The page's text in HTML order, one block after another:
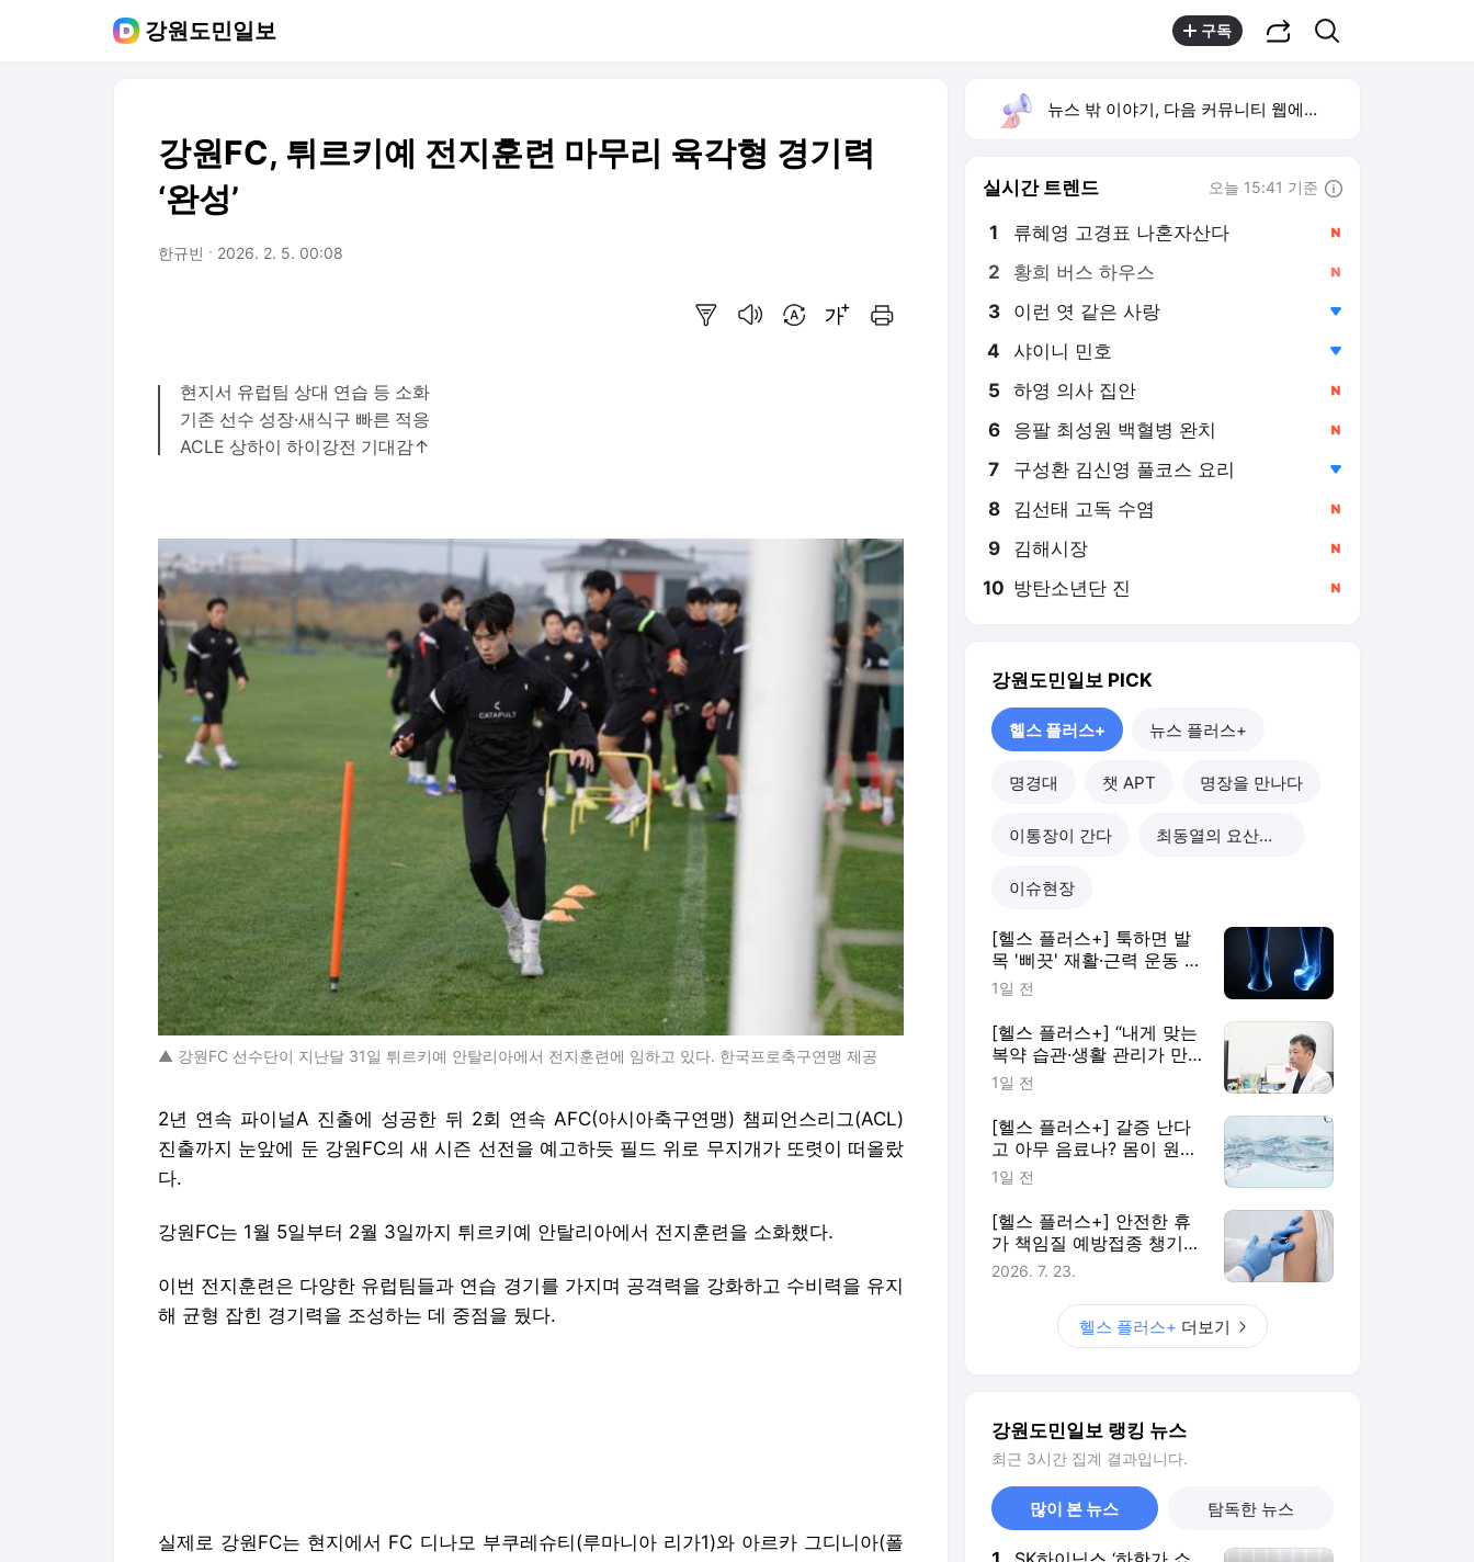
강원도민일보 구독
강원FC, 튀르키예 전지훈련 마무리 육각형 경기력
‘완성’
한규빈 2026. 2. 5. 00:08
현지서 유럽팀 상대 연습 등 소화
기존 선수 성장·새식구 빠른 적응
ACLE 상하이 하이강전 기대감↑
▲ 강원FC 선수단이 지난달 31일 튀르키예 안탈리아에서 전지훈련에 임하고 있다. 한국프로축구연맹 제공
2년 연속 파이널A 진출에 성공한 뒤 2회 연속 AFC(아시아축구연맹) 챔피언스리그(ACL)
진출까지 눈앞에 둔 강원FC의 새 시즌 선전을 예고하듯 필드 위로 무지개가 또렷이 떠올랐
다.
강원FC는 1월 5일부터 2월 3일까지 튀르키예 안탈리아에서 전지훈련을 소화했다.
이번 전지훈련은 다양한 유럽팀들과 연습 경기를 가지며 공격력을 강화하고 수비력을 유지
해 균형 잡힌 경기력을 조성하는 데 중점을 뒀다.
실제로 강원FC는 현지에서 FC 디나모 부쿠레슈티(루마니아 리가1)와 아르카 그디니아(폴
뉴스 밖 이야기, 다음 커뮤니티 웹에서 보기
실시간 트렌드 오늘 15:41 기준
1 류혜영 고경표 나혼자산다
2 황희 버스 하우스
3 이런 엿 같은 사랑
4 샤이니 민호
5 하영 의사 집안
6 응팔 최성원 백혈병 완치
7 구성환 김신영 풀코스 요리
8 김선태 고독 수염
9 김해시장
10 방탄소년단 진
강원도민일보 PICK
헬스 플러스+ 뉴스 플러스+
명경대 챗 APT 명장을 만나다
이통장이 간다 최동열의 요산요설
이슈현장
[헬스 플러스+] 툭하면 발
목 '삐끗' 재활·근력 운동 꼭
하세요
1일 전
[헬스 플러스+] “내게 맞는
복약 습관·생활 관리가 만
성질환 대응 첫걸음”
1일 전
[헬스 플러스+] 갈증 난다
고 아무 음료나? 몸이 원하
는 건 ‘물’
1일 전
[헬스 플러스+] 안전한 휴
가 책임질 예방접종 챙기세
요
2026. 7. 23.
헬스 플러스+ 더보기
강원도민일보 랭킹 뉴스
최근 3시간 집계 결과입니다.
많이 본 뉴스 탐독한 뉴스